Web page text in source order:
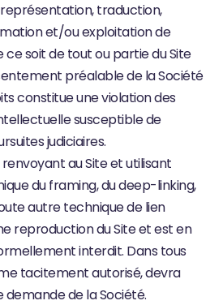
traduction,
et/ou exploitation de
ce soit de tout ou partie du Site
préalable de la Société
constitue une violation des
susceptible de
judiciaires.
au Site et utilisant
du framing, du deep-linking,
autre technique de lien
reproduction du Site et est en
interdit. Dans tous
tacitement autorisé, devra
de la Société.